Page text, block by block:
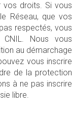
vos droits. Si vous
Réseau, que vos
respectés, vous
Nous vous
au démarchage
vous inscrire
de la protection
à ne pas inscrire
libre.